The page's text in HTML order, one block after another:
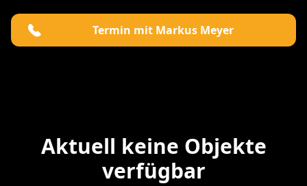
Termin mit Markus Meyer
Aktuell keine Objekte
verfügbar